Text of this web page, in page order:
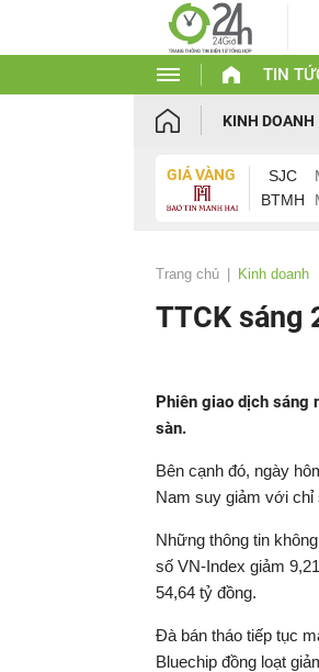
TIN
KINH DOANH
GIÁ VÀNG SJC
BTMH
Trang chủ Kinh doanh
TTCK sáng
Phiên giao dịch sáng
sàn.
Bên cạnh đó, ngày
Nam suy giảm với chỉ
Những thông tin
số VN-Index giảm
54,64 tỷ đồng.
Đà bán tháo tiếp tục
Bluechip đồng loạt